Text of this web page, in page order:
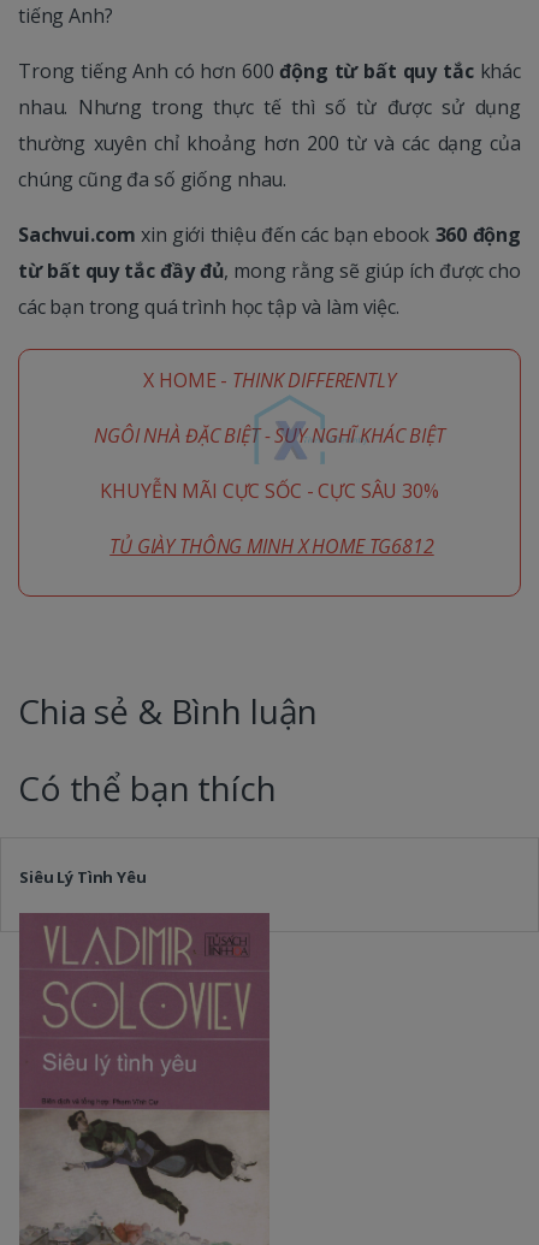
tiếng Anh?
Trong tiếng Anh có hơn 600động từ bất quy tắckhác
nhau. Nhưng trong thực tế thì số từ được sử dụng
thường xuyên chỉ khoảng hơn 200 từ và các dạng của
chúng cũng đa số giống nhau.
Sachvui.com xin giới thiệu đến các bạn ebook 360 động
từ bất quy tắc đầy đủ, mong rằng sẽ giúp ích được cho
các bạn trong quá trình học tập và làm việc.
X HOME - THINK DIFFERENTLY
NGÔI NHÀ ĐẶC BIỆT - SUY NGHĨ KHÁC BIỆT
KHUYỄN MÃI CỰC SỐC - CỰC SÂU 30%
TỦ GIÀY THÔNG MINH X HOME TG6812
Chia sẻ & Bình luận
Có thể bạn thích
Siêu Lý Tình Yêu